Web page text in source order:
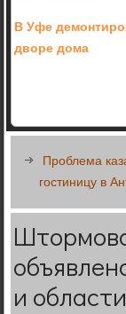
В Уфе
дворе дома
Проблема
гостиницу в
и